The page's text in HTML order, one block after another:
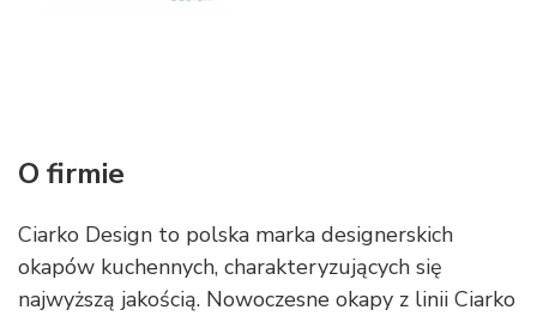
O firmie
Ciarko Design to polska marka designerskich
okapów kuchennych, charakteryzujących się
najwyższą jakością. Nowoczesne okapy z linii Ciarko